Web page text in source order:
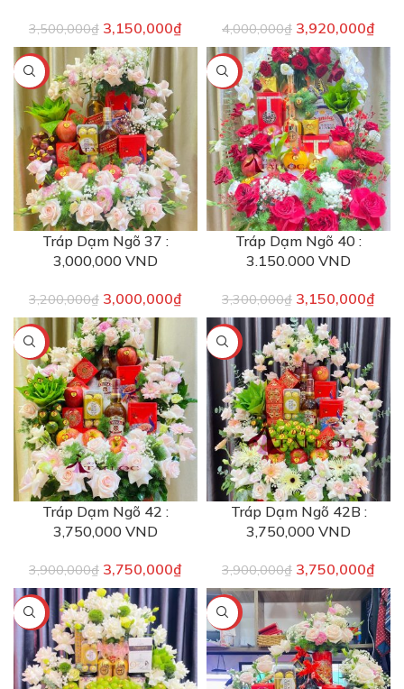
3,500,000₫ 3,150,000₫ 4,000,000₫ 3,920,000₫
-6%
Tráp Dạm Ngõ 37 :
3,000,000 VND
3,200,000₫ 3,000,000₫
-5%
Tráp Dạm Ngõ 40 :
3.150.000 VND
3,300,000₫ 3,150,000₫
-4%
Tráp Dạm Ngõ 42 :
3,750,000 VND
3,900,000₫ 3,750,000₫
-4%
Tráp Dạm Ngõ 42B :
3,750,000 VND
3,900,000₫ 3,750,000₫
-5% -6%